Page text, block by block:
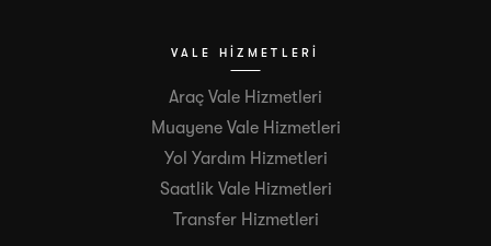
VALE HIZMETLERI
Araç Vale Hizmetleri
Muayene Vale Hizmetleri
Yol Yardım Hizmetleri
Saatlik Vale Hizmetleri
Transfer Hizmetleri